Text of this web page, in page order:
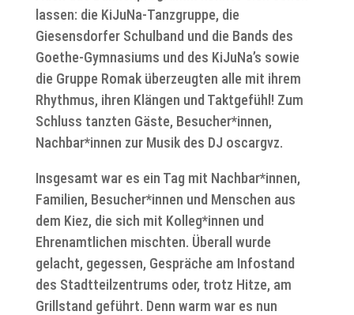
lassen: die KiJuNa-Tanzgruppe, die
Giesensdorfer Schulband und die Bands des
Goethe-Gymnasiums und des KiJuNa’s sowie
die Gruppe Romak überzeugten alle mit ihrem
Rhythmus, ihren Klängen und Taktgefühl! Zum
Schluss tanzten Gäste, Besucher*innen,
Nachbar*innen zur Musik des DJ oscargvz.
Insgesamt war es ein Tag mit Nachbar*innen,
Familien, Besucher*innen und Menschen aus
dem Kiez, die sich mit Kolleg*innen und
Ehrenamtlichen mischten. Überall wurde
gelacht, gegessen, Gespräche am Infostand
des Stadtteilzentrums oder, trotz Hitze, am
Grillstand geführt. Denn warm war es nun